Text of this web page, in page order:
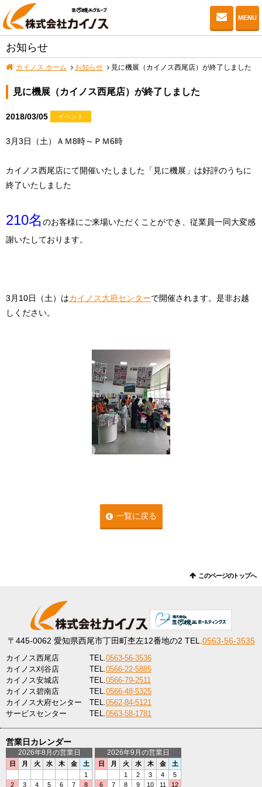
お問
MENU
お知らせ
カイノス ホーム お知らせ 見に機展（カイノス西尾店）が終了しました
見に機展（カイノス西尾店）が終了しました
2018/03/05 イベント
3月3日（土）ＡＭ8時～ＰＭ6時
カイノス西尾店にて開催いたしました「見に機展」は好評のうちに
終了いたしました
210名 のお客様にご来場いただくことができ、従業員一同大変感
謝いたしております。
3月10日（土）はカイノス大府センターで開催されます。是非お越
しください。
一覧に戻る
このページのトップへ
〒445-0062 愛知県西尾市丁田町杢左12番地の2 TEL. 0563-56-3535
カイノス西尾店 TEL.0563-56-3536
カイノス刈谷店
TEL.0566-22-5885
カイノス安城店
TEL.0566-79-2511
カイノス碧南店
TEL.0566-48-5325
カイノス大府センター
TEL.0562-84-5121
サービスセンター
TEL.0563-58-1781
営業日カレンダー
2026年8月の営業日
日 月 火 水 木 金
土
1
2
3 4 5 6 7 8
2026年9月の営業日
日 月 火 水 木 金
土
1
2 3 4
5
6
7 8 9 10 11 12